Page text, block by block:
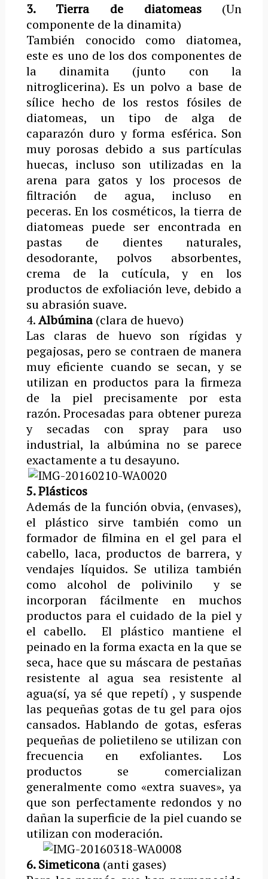
3. Tierra de diatomeas(Un
componente de la dinamita)
También conocido como diatomea,
este es uno de los dos componentes de
la dinamita (junto con la
nitroglicerina). Es un polvo a base de
sílice hecho de los restos fósiles de
diatomeas, un tipo de alga de
caparazón duro y forma esférica. Son
muy porosas debido a sus partículas
huecas, incluso son utilizadas en la
arena para gatos y los procesos de
filtración de agua, incluso en
peceras. En los cosméticos, la tierra de
diatomeas puede ser encontrada en
pastas de dientes naturales,
desodorante, polvos absorbentes,
crema de la cutícula, y en los
productos de exfoliación leve, debido a
su abrasión suave.
4.Albúmina(clara de huevo)
Las claras de huevo son rígidas y
pegajosas, pero se contraen de manera
muy eficiente cuando se secan, y se
utilizan en productos para la firmeza
de la piel precisamente por esta
razón. Procesadas para obtener pureza
y secadas con spray para uso
industrial, la albúmina no se parece
exactamente a tu desayuno.
5. Plásticos
Además de la función obvia, (envases),
el plástico sirve también como un
formador de filmina en el gel para el
cabello, laca, productos de barrera, y
vendajes líquidos. Se utiliza también
como alcohol de polivinilo y se
incorporan fácilmente en muchos
productos para el cuidado de la piel y
el cabello. El plástico mantiene el
peinado en la forma exacta en la que se
seca, hace que su máscara de pestañas
resistente al agua sea resistente al
agua(sí, ya sé que repetí) , y suspende
las pequeñas gotas de tu gel para ojos
cansados. Hablando de gotas, esferas
pequeñas de polietileno se utilizan con
frecuencia en exfoliantes. Los
productos se comercializan
generalmente como «extra suaves», ya
que son perfectamente redondos y no
dañan la superficie de la piel cuando se
utilizan con moderación.
6. Simeticona(anti gases)